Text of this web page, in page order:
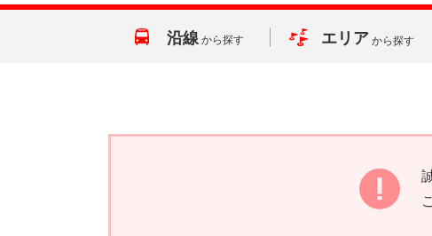
沿線 から探す エリア から探す